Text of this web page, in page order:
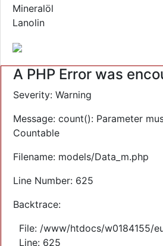
Mineralöl
Lanolin
A PHP Error was
Severity: Warning
Message: count(): Parameter
Countable
Filename: models/Data_m.php
Line Number: 625
Backtrace:
File: /www/htdocs/w0184155/
Line: 625